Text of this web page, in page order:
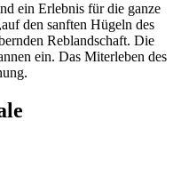
ein Erlebnis für die ganze
den sanften Hügeln des
Reblandschaft. Die
ein. Das Miterleben des